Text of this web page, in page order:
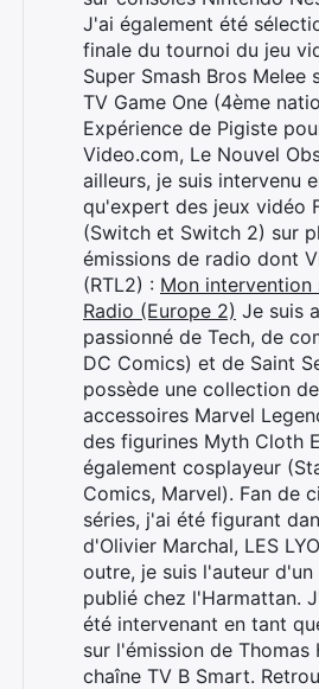
J'ai également été
finale du tournoi du jeu
Super Smash Bros Melee
TV Game One (4ème
Expérience de Pigiste
Video.com, Le Nouvel
ailleurs, je suis intervenu
qu'expert des jeux vidéo
(Switch et Switch 2) sur
émissions de radio dont
(RTL2) : Mon intervention
Radio (Europe 2) Je suis
passionné de Tech, de
DC Comics) et de Saint
possède une collection
accessoires Marvel
des figurines Myth Cloth
également cosplayeur
Comics, Marvel). Fan de
séries, j'ai été figurant
d'Olivier Marchal, LES
outre, je suis l'auteur d'un
publié chez l'Harmattan.
été intervenant en tant
sur l'émission de Thomas
chaîne TV B Smart.
Rechercher
: